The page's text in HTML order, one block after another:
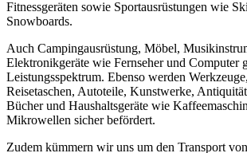
Fitnessgeräten sowie Sportausrüstungen wie
Snowboards.
Auch Campingausrüstung, Möbel,
Elektronikgeräte wie Fernseher und Computer
Leistungsspektrum. Ebenso werden
Reisetaschen, Autoteile, Kunstwerke,
Bücher und Haushaltsgeräte wie
Mikrowellen sicher befördert.
Zudem kümmern wir uns um den Transport